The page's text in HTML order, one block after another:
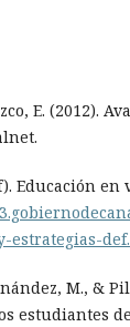
E. (2012).
Educación en
estrategias-
M., &
estudiantes